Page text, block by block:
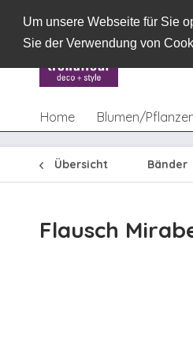
Um unsere Webseite für Sie
Sie der Verwendung von
Home Blumen/
Übersicht Bänder
Flausch